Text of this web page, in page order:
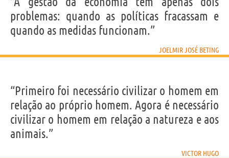
problemas: quando as políticas fracassam e
quando as medidas funcionam.”
JOELMIR JOSÉ BETING
“Primeiro foi necessário civilizar o homem em
relação ao próprio homem. Agora é necessário
civilizar o homem em relação a natureza e aos
animais.”
VICTOR HUGO